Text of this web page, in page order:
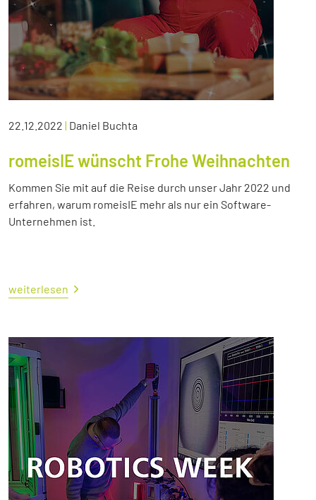
22.12.2022 | Daniel Buchta
romeisIE wünscht Frohe Weihnachten
Kommen Sie mit auf die Reise durch unser Jahr 2022 und
erfahren, warum romeisIE mehr als nur ein Software-
Unternehmen ist.
weiterlesen